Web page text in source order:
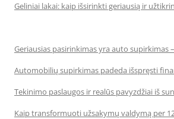
Geliniai lakai: kaip išsirinkti geriausią ir
Geriausias pasirinkimas yra auto supirkimas
Automobilių supirkimas padeda išspręsti
Tekinimo paslaugos ir realūs pavyzdžiai iš
Kaip transformuoti užsakymų valdymą per